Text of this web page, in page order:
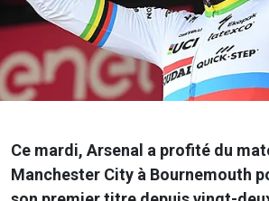
Ce mardi, Arsenal a profité du
Manchester City à Bournemouth